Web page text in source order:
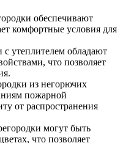
обеспечивают
комфортные условия для
утеплителем обладают
что позволяет
из негорючих
пожарной
от распространения
могут быть
что позволяет